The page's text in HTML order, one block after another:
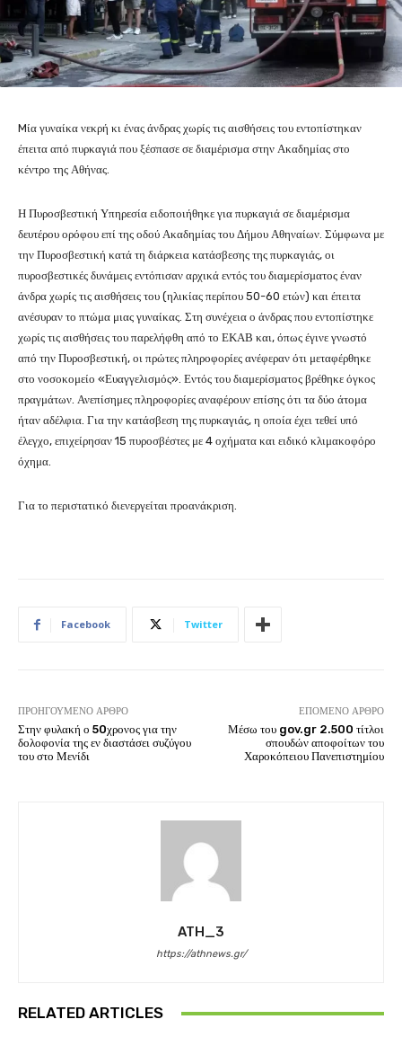
Mία γυναίκα νεκρή κι ένας άνδρας χωρίς τις αισθήσεις του εντοπίστηκαν
έπειτα από πυρκαγιά που ξέσπασε σε διαμέρισμα στην Ακαδημίας στο
κέντρο της Αθήνας.
Η Πυροσβεστική Υπηρεσία ειδοποιήθηκε για πυρκαγιά σε διαμέρισμα
δευτέρου ορόφου επί της οδού Ακαδημίας του Δήμου Αθηναίων. Σύμφωνα με
την Πυροσβεστική κατά τη διάρκεια κατάσβεσης της πυρκαγιάς, οι
πυροσβεστικές δυνάμεις εντόπισαν αρχικά εντός του διαμερίσματος έναν
άνδρα χωρίς τις αισθήσεις του (ηλικίας περίπου 50-60 ετών) και έπειτα
ανέσυραν το πτώμα μιας γυναίκας. Στη συνέχεια ο άνδρας που εντοπίστηκε
χωρίς τις αισθήσεις του παρελήφθη από το ΕΚΑΒ και, όπως έγινε γνωστό
από την Πυροσβεστική, οι πρώτες πληροφορίες ανέφεραν ότι μεταφέρθηκε
στο νοσοκομείο «Ευαγγελισμός». Εντός του διαμερίσματος βρέθηκε όγκος
πραγμάτων. Ανεπίσημες πληροφορίες αναφέρουν επίσης ότι τα δύο άτομα
ήταν αδέλφια. Για την κατάσβεση της πυρκαγιάς, η οποία έχει τεθεί υπό
έλεγχο, επιχείρησαν 15 πυροσβέστες με 4 οχήματα και ειδικό κλιμακοφόρο
όχημα.
Για το περιστατικό διενεργείται προανάκριση.
Facebook Twitter
ΠΡΟΗΓΟΎΜΕΝΟ ΆΡΘΡΟ
Στην φυλακή ο 50χρονος για την
δολοφονία της εν διαστάσει συζύγου
του στο Μενίδι
ΕΠΌΜΕΝΟ ΆΡΘΡΟ
Μέσω του gov.gr 2.500 τίτλοι
σπουδών αποφοίτων του
Χαροκόπειου Πανεπιστημίου
ATH_3
https://athnews.gr/
RELATED ARTICLES